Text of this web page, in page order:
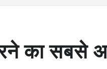
का सबसे